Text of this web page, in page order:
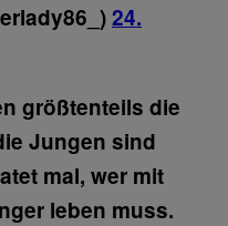
24.
größtenteils die
Jungen sind
mal, wer mit
leben muss.